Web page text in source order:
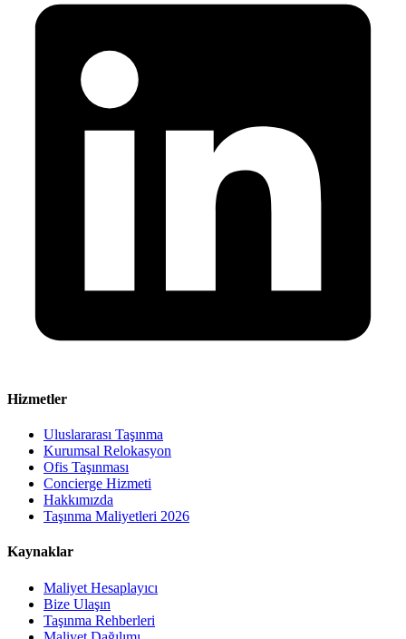
Hizmetler
Uluslararası Taşınma
Kurumsal Relokasyon
Ofis Taşınması
Concierge Hizmeti
Hakkımızda
Taşınma Maliyetleri 2026
Kaynaklar
Maliyet Hesaplayıcı
Bize Ulaşın
Taşınma Rehberleri